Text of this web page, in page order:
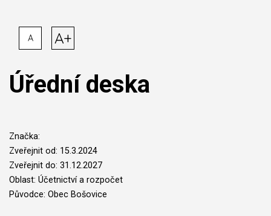
A A+
Úřední deska
Značka:
Zveřejnit od: 15.3.2024
Zveřejnit do: 31.12.2027
Oblast: Účetnictví a rozpočet
Původce: Obec Bošovice